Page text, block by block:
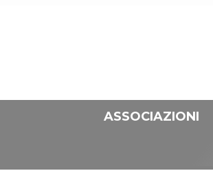
ASSOCIAZIONI